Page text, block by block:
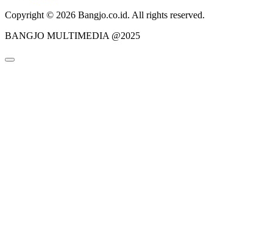
Copyright © 2026 Bangjo.co.id. All rights reserved.
BANGJO MULTIMEDIA @2025